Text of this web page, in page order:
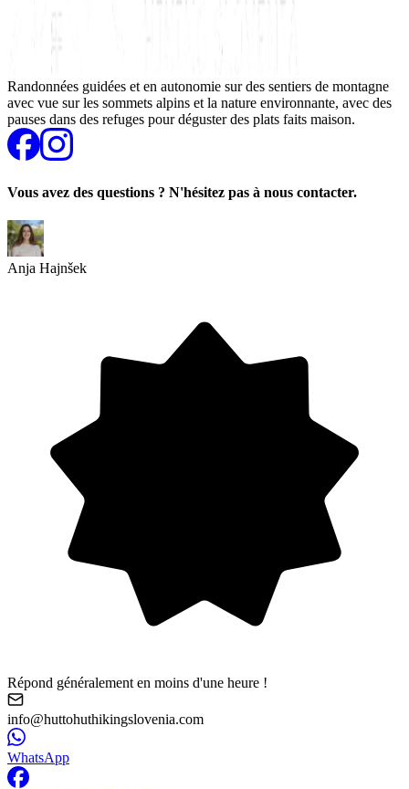
Randonnées guidées et en autonomie sur des sentiers de montagne
avec vue sur les sommets alpins et la nature environnante, avec des
pauses dans des refuges pour déguster des plats faits maison.
Vous avez des questions ? N'hésitez pas à nous contacter.
Anja Hajnšek
Répond généralement en moins d'une heure !
info@huttohuthikingslovenia.com
WhatsApp